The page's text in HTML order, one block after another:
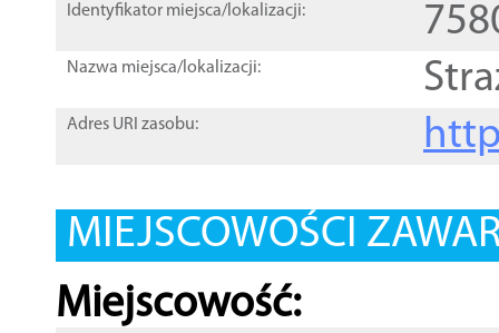
Identyfikator miejsca/lokalizacji:
Nazwa miejsca/lokalizacji:
Adres URI zasobu:
MIEJSCOWOŚCI
Miejscowość: